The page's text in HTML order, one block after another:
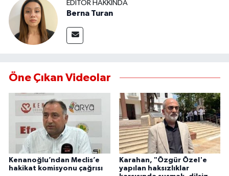
EDITÖR HAKKINDA
Berna Turan
Öne Çıkan Videolar
Kenanoğlu’ndan Meclis’e
hakikat komisyonu çağrısı
Karahan, "Özgür Özel'e
yapılan haksızlıklar
SAĞLIK
ŞİRKET HABERLERİ
SPOR
TEKNOLOJİ
YAŞAM
YEREL